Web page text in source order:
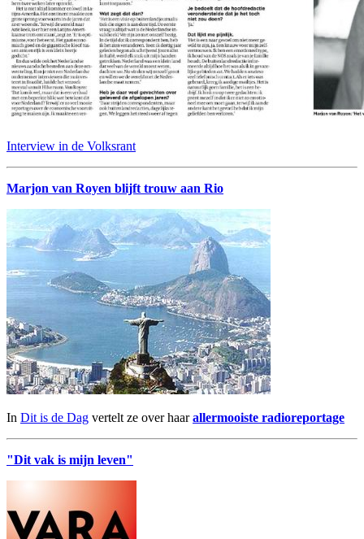
Interview in de Volksrant
Marjon van Royen blijft trouw aan Rio
In Dit is de Dag vertelt ze over haarallermooiste radioreportage
"Dit vak is mijn leven"